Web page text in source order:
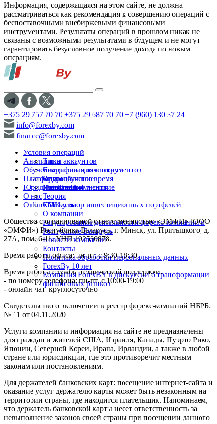
Информация, содержащаяся на этом сайте, не должна
рассматриваться как рекомендация к совершению операций с
беспоставочными внебиржевыми финансовыми
инструментами. Результаты операций в прошлом никак не
связаны с возможными результатами в будущем и не могут
гарантировать безусловное получение дохода по новым
операциям.
+375 29 757 70 70 +375 29 687 70 70 +7 (960) 130 37 24
info@forexby.com
finance@forexby.com
Условия операций
Типы аккаунтов
Спецификация инструментов
Операционное время
Пополнение и снятие
Аналитика
Квартальная отчетность
Обучение
Видеообучение
Глоссарий
Теория
Калькулятор инвестиционных портфелей
Платформы
MetaTrader 4
Юридические документы
О нас
СМИ о нас
О компании
Регулирование деятельности форекс-компании в
Республике Беларусь
Новости компании
Контакты
Политика обработки персональных данных
ForexBy 10 лет
Компания ForexBY в дискуссии о трансформации
финансовых рынков
Online-TV
Общество с ограниченной ответственностью «ЭМФИ» (ООО
«ЭМФИ») Республика Беларусь, г. Минск, ул. Притыцкого, д.
27А, пом. 6-11. УНП 192530878.
Время работы офиса: пн-пт. с 9:30-18:30
Время работы службы технической поддержки:
- по номеру телефона: пн-пт. с 10:00-19:00
- онлайн чат: круглосуточно
Свидетельство о включении в реестр форекс-компаний НБРБ:
№ 11 от 04.11.2020
Услуги компании и информация на сайте не предназначены
для граждан и жителей США, Израиля, Канады, Пуэрто Рико,
Японии, Северной Кореи, Ирана, Ирландии, а также в любой
стране или юрисдикции, где это противоречит местным
законам или постановлениям.
Для держателей банковских карт: посещение интернет-сайта и
оказание услуг держателю карты может быть незаконным на
территории страны, где находится плательщик. Напоминаем,
что держатель банковской карты несет ответственность за
невыполнение законов своей страны при посещении данного